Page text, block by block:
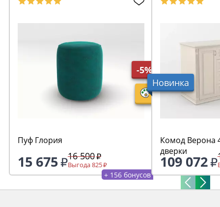
-5%
Пуф Глория
15 675 16 500
Выгода 825
+ 156 бонусов
Новинка
Комод Верона
дверки
109 072